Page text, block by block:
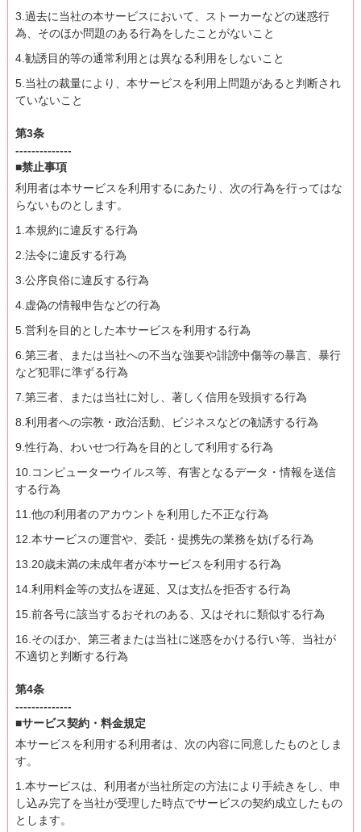
3.過去に当社の本サービスにおいて、ストーカーなどの迷惑行
為、そのほか問題のある行為をしたことがないこと
4.勧誘目的等の通常利用とは異なる利用をしないこと
5.当社の裁量により、本サービスを利用上問題があると判断され
ていないこと
第3条
--------------
■禁止事項
利用者は本サービスを利用するにあたり、次の行為を行ってはな
らないものとします。
1.本規約に違反する行為
2.法令に違反する行為
3.公序良俗に違反する行為
4.虚偽の情報申告などの行為
5.営利を目的とした本サービスを利用する行為
6.第三者、または当社への不当な強要や誹謗中傷等の暴言、暴行
など犯罪に準ずる行為
7.第三者、または当社に対し、著しく信用を毀損する行為
8.利用者への宗教・政治活動、ビジネスなどの勧誘する行為
9.性行為、わいせつ行為を目的として利用する行為
10.コンピューターウイルス等、有害となるデータ・情報を送信
する行為
11.他の利用者のアカウントを利用した不正な行為
12.本サービスの運営や、委託・提携先の業務を妨げる行為
13.20歳未満の未成年者が本サービスを利用する行為
14.利用料金等の支払を遅延、又は支払を拒否する行為
15.前各号に該当するおそれのある、又はそれに類似する行為
16.そのほか、第三者または当社に迷惑をかける行い等、当社が
不適切と判断する行為
第4条
--------------
■サービス契約・料金規定
本サービスを利用する利用者は、次の内容に同意したものとしま
す。
1.本サービスは、利用者が当社所定の方法により手続きをし、申
し込み完了を当社が受理した時点でサービスの契約成立したもの
とします。